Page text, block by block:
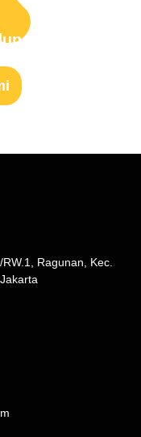
Sehat?
Ragunan, Kec.